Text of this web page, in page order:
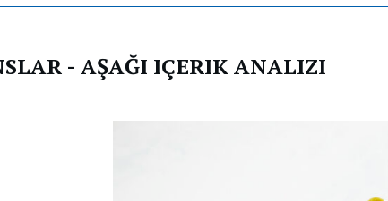
- AŞAĞI IÇERIK ANALIZI